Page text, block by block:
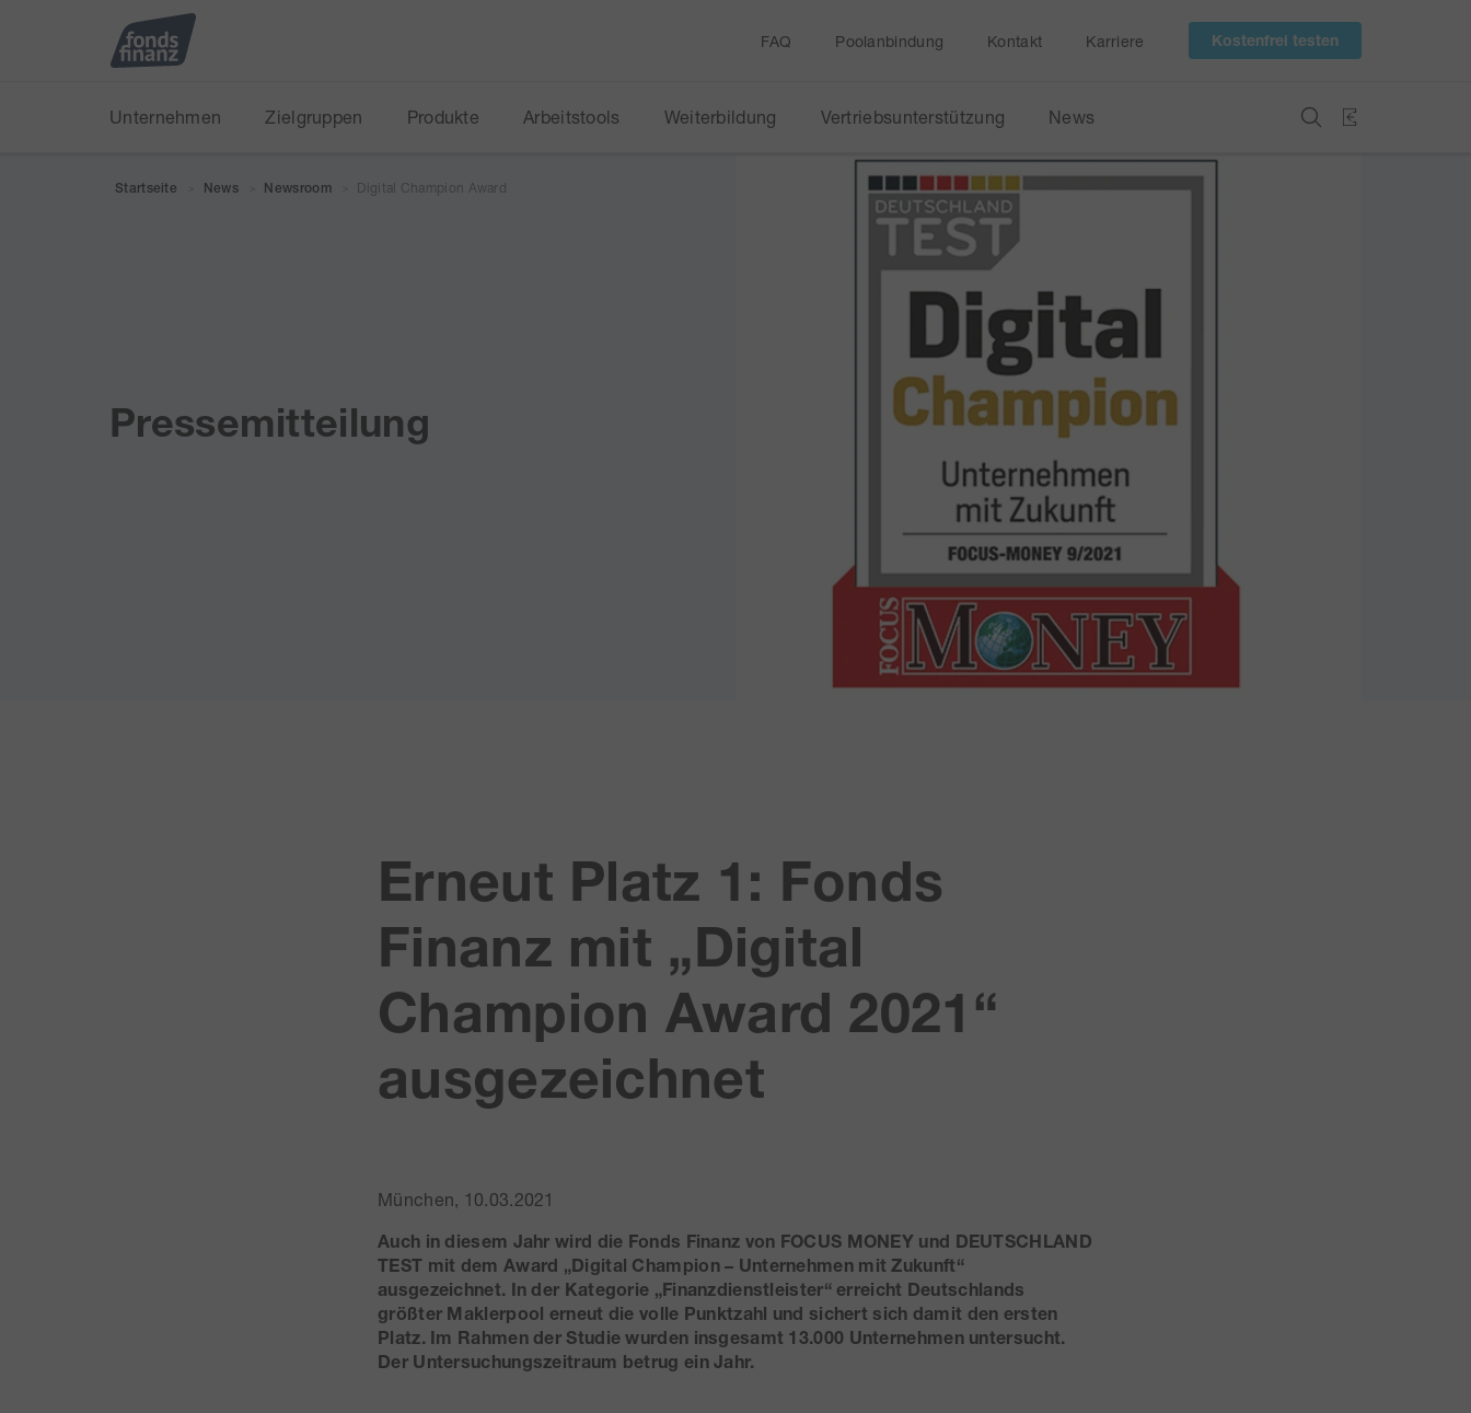
FAQ Poolanbindung Kontakt Karriere Kostenfrei testen
Unternehmen Zielgruppen Produkte Arbeitstools Weiterbildung Vertriebsunterstützung News
Startseite News Newsroom Digital Champion Award
Pressemitteilung
Erneut Platz 1: Fonds
Finanz mit „Digital
Champion Award 2021“
ausgezeichnet
München, 10.03.2021
Auch in diesem Jahr wird die Fonds Finanz von FOCUS MONEY und DEUTSCHLAND
TEST mit dem Award „Digital Champion – Unternehmen mit Zukunft“
ausgezeichnet. In der Kategorie „Finanzdienstleister“ erreicht Deutschlands
größter Maklerpool erneut die volle Punktzahl und sichert sich damit den ersten
Platz. Im Rahmen der Studie wurden insgesamt 13.000 Unternehmen untersucht.
Der Untersuchungszeitraum betrug ein Jahr.